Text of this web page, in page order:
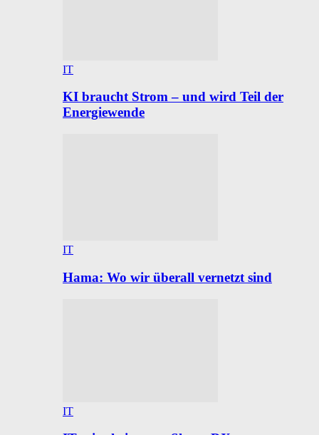
IT
KI braucht Strom – und wird Teil der
Energiewende
IT
Hama: Wo wir überall vernetzt sind
IT